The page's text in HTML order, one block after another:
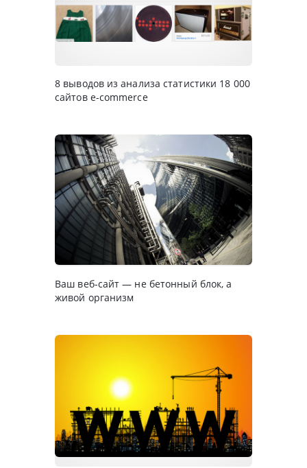
8 выводов из анализа статистики 18 000
сайтов e-commerce
Ваш веб-сайт — не бетонный блок, а
живой организм